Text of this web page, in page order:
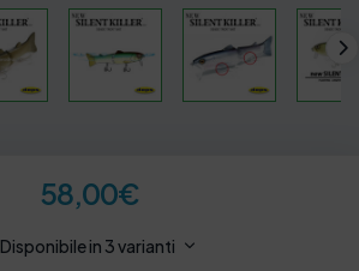
58,00€
Disponibile in 3 varianti